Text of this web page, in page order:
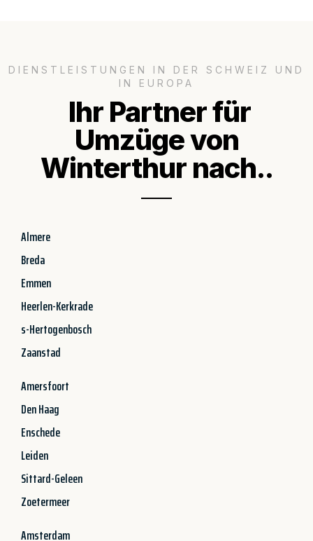
DIENSTLEISTUNGEN IN DER SCHWEIZ UND
IN EUROPA
Ihr Partner für
Umzüge von
Winterthur nach..
Almere
Breda
Emmen
Heerlen-Kerkrade
s-Hertogenbosch
Zaanstad
Amersfoort
Den Haag
Enschede
Leiden
Sittard-Geleen
Zoetermeer
Amsterdam